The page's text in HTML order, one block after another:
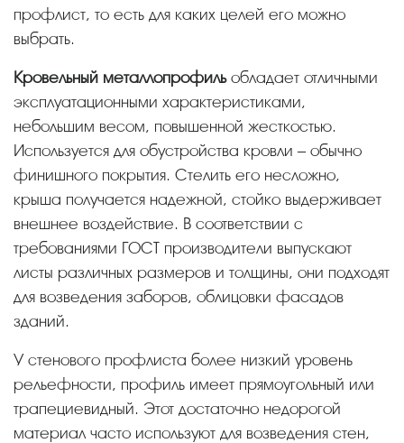
профлист, то есть для каких целей его можно
выбрать.
Кровельный металлопрофильобладает отличными
эксплуатационными характеристиками,
небольшим весом, повышенной жесткостью.
Используется для обустройства кровли – обычно
финишного покрытия. Стелить его несложно,
крыша получается надежной, стойко выдерживает
внешнее воздействие. В соответствии с
требованиями ГОСТ производители выпускают
листы различных размеров и толщины, они подходят
для возведения заборов, облицовки фасадов
зданий.
У стенового профлиста более низкий уровень
рельефности, профиль имеет прямоугольный или
трапециевидный. Этот достаточно недорогой
материал часто используют для возведения стен,